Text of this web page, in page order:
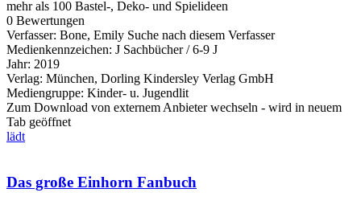
mehr als 100 Bastel-, Deko- und Spielideen
0 Bewertungen
Verfasser: Bone, Emily Suche nach diesem Verfasser
Medienkennzeichen: J Sachbücher / 6-9 J
Jahr: 2019
Verlag: München, Dorling Kindersley Verlag GmbH
Mediengruppe: Kinder- u. Jugendlit
Zum Download von externem Anbieter wechseln - wird in neuem
Tab geöffnet
lädt
Das große Einhorn Fanbuch